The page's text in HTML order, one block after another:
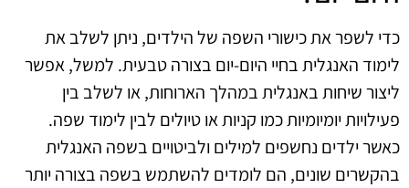
כדי לשפר את כישורי השפה של הילדים, ניתן לשלב את
לימוד האנגלית בחיי היום-יום בצורה טבעית. למשל, אפשר
ליצור שיחות באנגלית במהלך הארוחות, או לשלב בין
פעילויות יומיומיות כמו קניות או טיולים לבין לימוד שפה.
כאשר ילדים נחשפים למילים ולביטויים בשפה האנגלית
בהקשרים שונים, הם לומדים להשתמש בשפה בצורה יותר